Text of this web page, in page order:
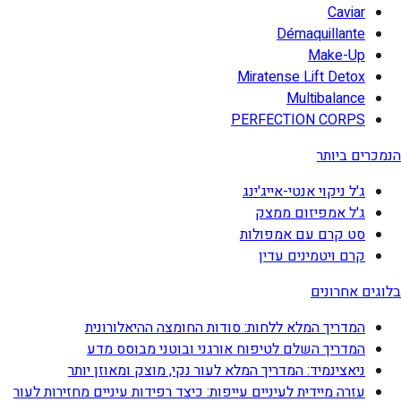
Caviar
Démaquillante
Make-Up
Miratense Lift Detox
Multibalance
PERFECTION CORPS
הנמכרים ביותר
ג'ל ניקוי אנטי-אייג'ינג
ג'ל אמפיזום ממצק
סט קרם עם אמפולות
קרם ויטמינים עדין
בלוגים אחרונים
המדריך המלא ללחות: סודות החומצה ההיאלורונית
המדריך השלם לטיפוח אורגני ובוטני מבוסס מדע
ניאצינמיד: המדריך המלא לעור נקי, מוצק ומאוזן יותר
עזרה מיידית לעיניים עייפות: כיצד רפידות עיניים מחזירות לעור